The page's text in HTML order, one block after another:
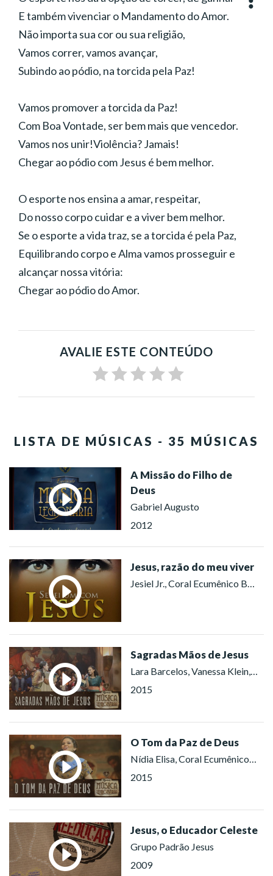
E também vivenciar o Mandamento do Amor.
Não importa sua cor ou sua religião,
Vamos correr, vamos avançar,
Subindo ao pódio, na torcida pela Paz!
Vamos promover a torcida da Paz!
Com Boa Vontade, ser bem mais que vencedor.
Vamos nos unir!Violência? Jamais!
Chegar ao pódio com Jesus é bem melhor.
O esporte nos ensina a amar, respeitar,
Do nosso corpo cuidar e a viver bem melhor.
Se o esporte a vida traz, se a torcida é pela Paz,
Equilibrando corpo e Alma vamos prosseguir e
alcançar nossa vitória:
Chegar ao pódio do Amor.
AVALIE ESTE CONTEÚDO
LISTA DE MÚSICAS - 35 MÚSICAS
A Missão do Filho de
Deus
Gabriel Augusto
2012
Jesus, razão do meu viver
Jesiel Jr., Coral Ecumênico Boa Vontade (São Paulo)
Sagradas Mãos de Jesus
Lara Barcelos, Vanessa Klein, Coral Ecumênico Boa Vontade (Belo Horizonte), Coral Ecumênico Boa Vontade (Rio de Janeiro)
2015
O Tom da Paz de Deus
Nídia Elisa, Coral Ecumênico Boa Vontade (Brasília), Coral Ecumênico Boa Vontade (São Paulo), Coral Ecumênico Boa Vontade (Porto Alegre)
2015
Jesus, o Educador Celeste
Grupo Padrão Jesus
2009